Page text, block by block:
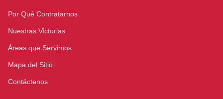
Por Qué Contratarnos
Nuestras Victorias
Áreas que Servimos
Mapa del Sitio
Contáctenos